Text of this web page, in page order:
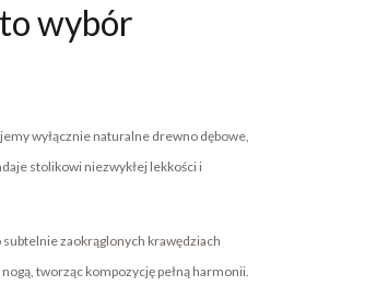
wybór
wyłącznie naturalne drewno dębowe,
stolikowi niezwykłej lekkości i
subtelnie zaokrąglonych krawędziach
tworząc kompozycję pełną harmonii.